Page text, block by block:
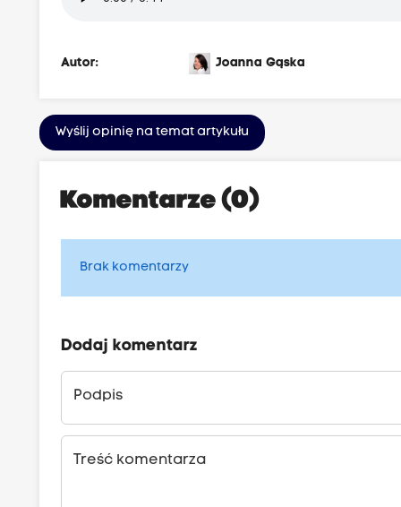
Autor: Joanna Gąska
Wyślij opinię na temat artykułu
Komentarze (0)
Brak komentarzy
Dodaj komentarz
Podpis
Treść komentarza